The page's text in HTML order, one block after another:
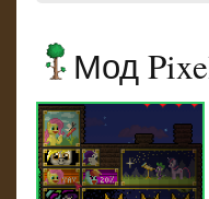
Мод